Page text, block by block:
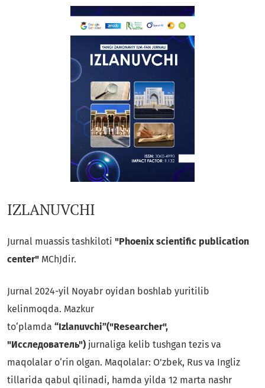
IZLANUVCHI
Jurnal muassis tashkiloti "Phoenix scientific publication
center" MChJdir.
Jurnal 2024-yil Noyabr oyidan boshlab yuritilib
kelinmoqda. Mazkur
to‘plamda “Izlanuvchi”("Researcher",
"Исследователь") jurnaliga kelib tushgan tezis va
maqolalar o‘rin olgan. Maqolalar: O'zbek, Rus va Ingliz
tillarida qabul qilinadi, hamda yilda 12 marta nashr